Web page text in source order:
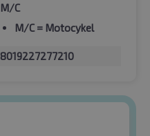
M/C
M/C= Motocykel
8019227277210